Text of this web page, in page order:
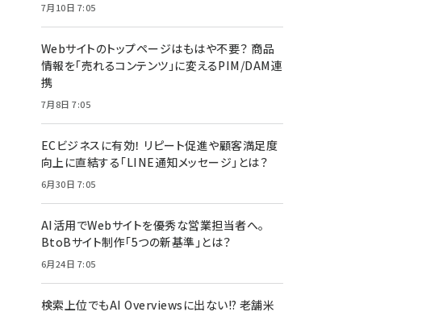
7月10日 7:05
Webサイトのトップページはもはや不要？ 商品
情報を「売れるコンテンツ」に変えるPIM/DAM連
携
7月8日 7:05
ECビジネスに有効！ リピート促進や顧客満足度
向上に直結する「LINE通知メッセージ」とは？
6月30日 7:05
AI活用でWebサイトを優秀な営業担当者へ。
BtoBサイト制作「5つの新基準」とは？
6月24日 7:05
検索上位でもAI Overviewsに出ない!? 老舗米